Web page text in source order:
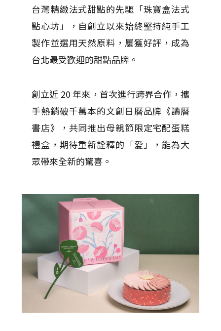
台灣精緻法式甜點的先驅「珠寶盒法式
點心坊」，自創立以來始終堅持純手工
製作並選用天然原料，屢獲好評，成為
台北最受歡迎的甜點品牌。
創立近 20 年來，首次進行跨界合作，攜
手熱銷破千萬本的文創日曆品牌《讀曆
書店》，共同推出母親節限定宅配蛋糕
禮盒，期待重新詮釋的「愛」，能為大
眾帶來全新的驚喜。